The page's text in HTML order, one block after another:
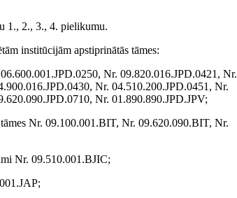
1., 2., 3., 4. pielikumu.
institūcijām apstiprinātās tāmes:
Nr. 09.820.016.JPD.0421, Nr.
Nr. 04.510.200.JPD.0451, Nr.
Nr. 01.890.890.JPD.JPV;
tāmes Nr. 09.100.001.BIT, Nr. 09.620.090.BIT, Nr.
Nr. 09.510.001.BJIC;